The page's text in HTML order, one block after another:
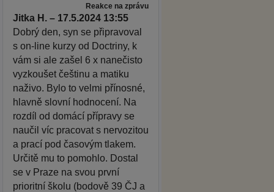
Reakce na zprávu
Jitka H. – 17.5.2024 13:55
Dobrý den, syn se připravoval
s on-line kurzy od Doctriny, k
vám si ale zašel 6 x nanečisto
vyzkoušet češtinu a matiku
naživo. Bylo to velmi přínosné,
hlavně slovní hodnocení. Na
rozdíl od domácí přípravy se
naučil víc pracovat s nervozitou
a prací pod časovým tlakem.
Určitě mu to pomohlo. Dostal
se v Praze na svou první
prioritní školu (bodově 39 ČJ a